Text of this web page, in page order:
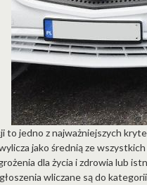
to jedno z najważniejszych
jako średnią ze
dla życia i zdrowia lub
wliczane są do